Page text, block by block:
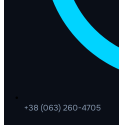
+38 (063) 260-4705